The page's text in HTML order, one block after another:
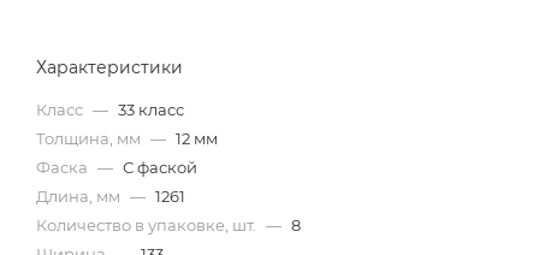
Характеристики
Класс — 33 класс
Толщина, мм — 12 мм
Фаска — С фаской
Длина, мм — 1261
Количество в упаковке, шт.
— 8